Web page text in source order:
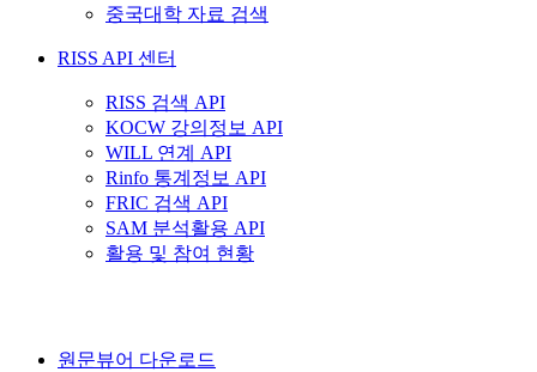
중국대학 자료 검색
RISS API 센터
RISS 검색 API
KOCW 강의정보 API
WILL 연계 API
Rinfo 통계정보 API
FRIC 검색 API
SAM 분석활용 API
활용 및 참여 현황
원문뷰어 다운로드